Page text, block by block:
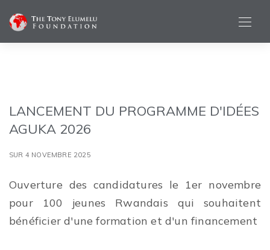
LANCEMENT DU PROGRAMME D'IDÉES
AGUKA 2026
SUR 4 NOVEMBRE 2025
Ouverture des candidatures le 1er novembre
pour 100 jeunes Rwandais qui souhaitent
bénéficier d'une formation et d'un financement